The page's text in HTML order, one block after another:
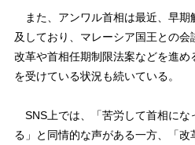
また、アンワル首相は最近、早期
及しており、マレーシア国王との
改革や首相任期制限法案などを進め
を受けている状況も続いている。
SNS上では、「苦労して首相にな
る」と同情的な声がある一方、「